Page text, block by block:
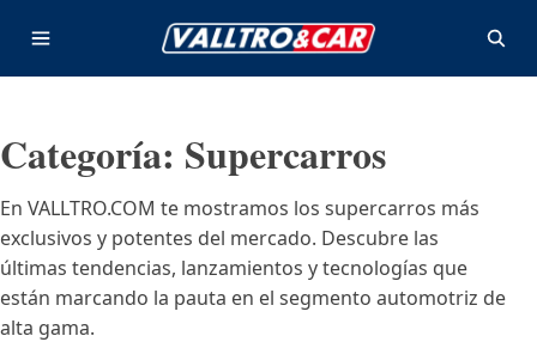
Abrir menú Abrir
Categoría: Supercarros
En VALLTRO.COM te mostramos los supercarros más
exclusivos y potentes del mercado. Descubre las
últimas tendencias, lanzamientos y tecnologías que
están marcando la pauta en el segmento automotriz de
alta gama.